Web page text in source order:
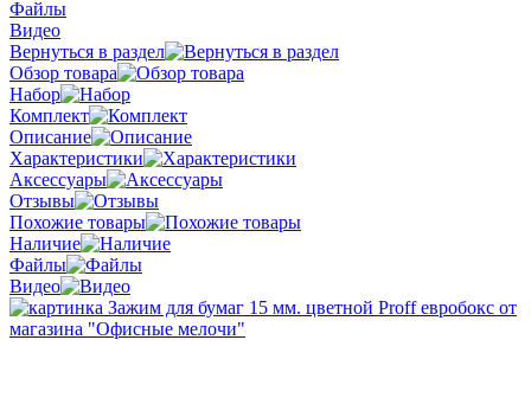
Файлы
Видео
Вернуться в раздел
Обзор товара
Набор
Комплект
Описание
Характеристики
Аксессуары
Отзывы
Похожие товары
Наличие
Файлы
Видео